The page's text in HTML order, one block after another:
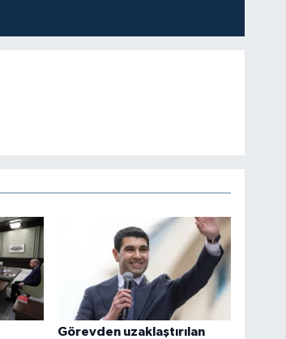
Görevden uzaklaştırılan